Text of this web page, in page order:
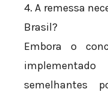
4. A remessa
Brasil?
Embora o
semelhantes